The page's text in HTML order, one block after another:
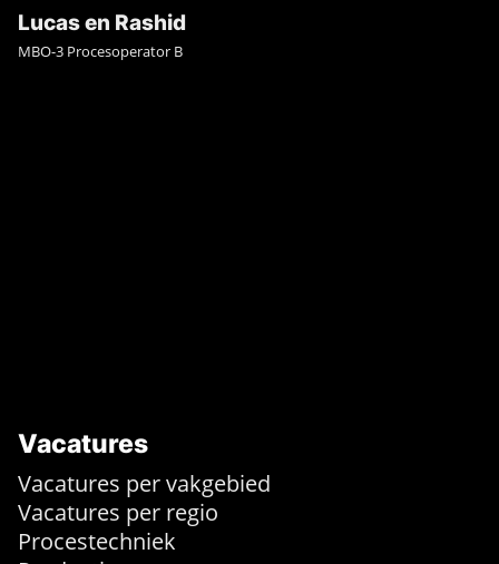
Lucas en Rashid
MBO-3 Procesoperator B
Vacatures
Vacatures per vakgebied
Vacatures per regio
Procestechniek